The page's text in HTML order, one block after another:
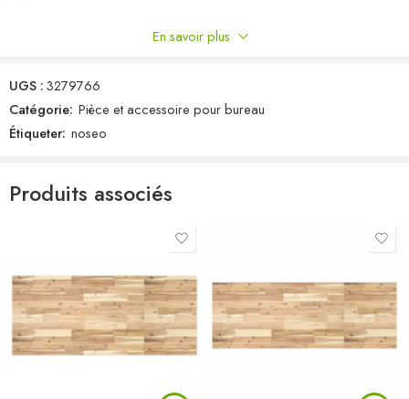
Il n'y a pas encore de critiques.
En savoir plus
UGS :3279766
Catégorie: Pièce et accessoire pour bureau
Étiqueter: noseo
Produits associés